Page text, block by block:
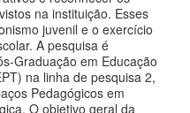
na instituição. Esses
juvenil e o exercício
A pesquisa é
Graduação em Educação
na linha de pesquisa 2,
Pedagógicos em
O objetivo geral da